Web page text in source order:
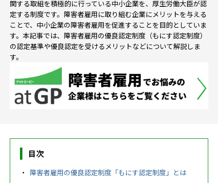
関する取組を積極的に行っている中小企業を、厚生労働大臣が認
定する制度です。障害者雇用に取り組む企業にメリットを与える
ことで、中小企業の障害者雇用を促進することを目的としていま
す。本記事では、障害者雇用の優良認定制度（もにす認定制度）
の認定基準や優良認定を受けるメリットなどについて解説しま
す。
目次
障害者雇用の優良認定制度「もにす認定制度」とは
就労移行支援サービス
障害別専門支援の就労移行支援サービス
IT・Web制作スキルを身につける就労移行支援サービス
農業生産サービス
メニューを閉じる